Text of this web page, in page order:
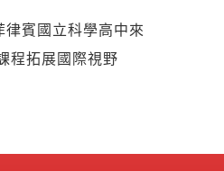
律賓國立科學高中來
程拓展國際視野